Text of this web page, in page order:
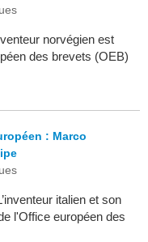
norvégien est
des brevets (OEB)
: Marco
italien et son
l'Office européen des